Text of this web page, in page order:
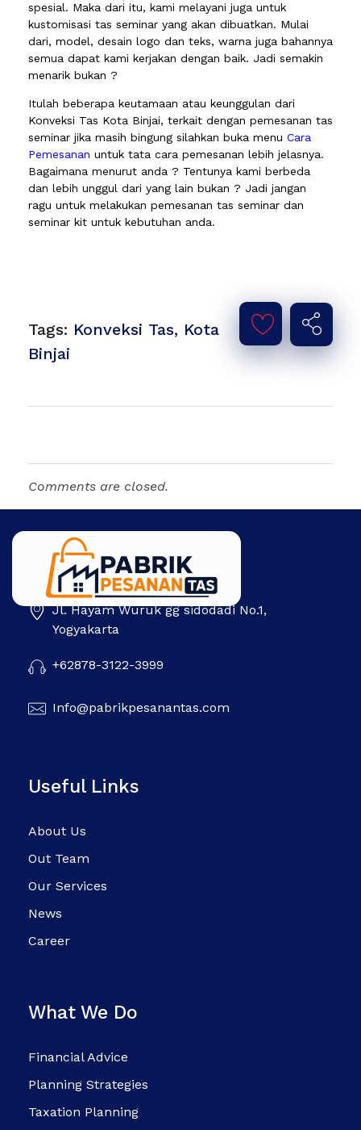
spesial. Maka dari itu, kami melayani juga untuk
kustomisasi tas seminar yang akan dibuatkan. Mulai
dari, model, desain logo dan teks, warna juga bahannya
semua dapat kami kerjakan dengan baik. Jadi semakin
menarik bukan ?
Itulah beberapa keutamaan atau keunggulan dari
Konveksi Tas Kota Binjai, terkait dengan pemesanan tas
seminar jika masih bingung silahkan buka menu Cara
Pemesanan untuk tata cara pemesanan lebih jelasnya.
Bagaimana menurut anda ? Tentunya kami berbeda
dan lebih unggul dari yang lain bukan ? Jadi jangan
ragu untuk melakukan pemesanan tas seminar dan
seminar kit untuk kebutuhan anda.
Tags: Konveksi Tas, Kota
Binjai
Comments are closed.
Pabrik Pesanan Tas Jl. Hayam Wuruk gg sidodadi No.1,
Yogyakarta
+62878-3122-3999
Info@pabrikpesanantas.com
Useful Links
About Us
Out Team
Our Services
News
Career
What We Do
Financial Advice
Planning Strategies
Taxation Planning